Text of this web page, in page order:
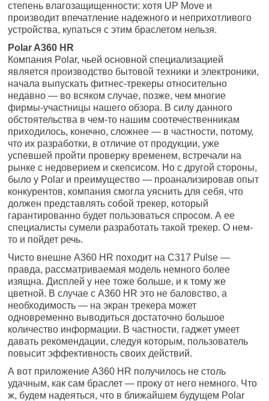
степень влагозащищенности: хотя UP Move и
производит впечатление надежного и неприхотливого
устройства, купаться с этим браслетом нельзя.
Polar A360 HR
Компания Polar, чьей основной специализацией
является производство бытовой техники и электроники,
начала выпускать фитнес-трекеры относительно
недавно — во всяком случае, позже, чем многие
фирмы-участницы нашего обзора. В силу данного
обстоятельства в чем-то нашим соотечественникам
приходилось, конечно, сложнее — в частности, потому,
что их разработки, в отличие от продукции, уже
успевшей пройти проверку временем, встречали на
рынке с недоверием и скепсисом. Но с другой стороны,
было у Polar и преимущество — проанализировав опыт
конкурентов, компания смогла уяснить для себя, что
должен представлять собой трекер, который
гарантированно будет пользоваться спросом. А ее
специалисты сумели разработать такой трекер. О нем-
то и пойдет речь.
Чисто внешне A360 HR походит на C317 Pulse —
правда, рассматриваемая модель немного более
изящна. Дисплей у нее тоже больше, и к тому же
цветной. В случае с A360 HR это не баловство, а
необходимость — на экран трекера может
одновременно выводиться достаточно большое
количество информации. В частности, гаджет умеет
давать рекомендации, следуя которым, пользователь
повысит эффективность своих действий.
А вот приложение A360 HR получилось не столь
удачным, как сам браслет — проку от него немного. Что
ж, будем надеяться, что в ближайшем будущем Polar